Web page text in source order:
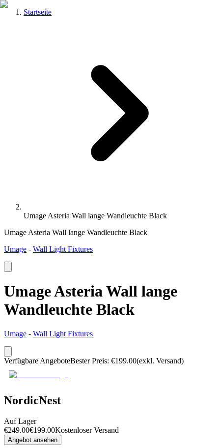
Startseite
Umage Asteria Wall lange Wandleuchte Black
Umage Asteria Wall lange Wandleuchte Black
Umage - Wall Light Fixtures
Umage Asteria Wall lange
Wandleuchte Black
Umage - Wall Light Fixtures
Verfügbare AngeboteBester Preis: €199.00(exkl. Versand)
NordicNest
Auf Lager
€249.00€199.00Kostenloser Versand
Angebot ansehen